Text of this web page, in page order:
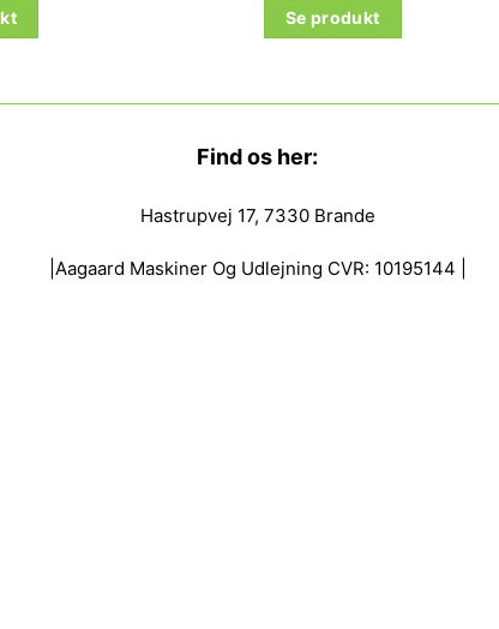
Se produkt
Find os her:
Hastrupvej 17, 7330 Brande
|Aagaard Maskiner Og Udlejning CVR: 10195144 |